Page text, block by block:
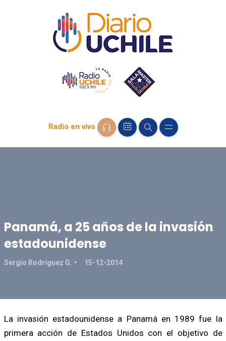
Radio en vivo
Panamá, a 25 años de la invasión
estadounidense
Sergio Rodríguez G. 15-12-2014
La invasión estadounidense a Panamá en 1989 fue la
primera acción de Estados Unidos con el objetivo de